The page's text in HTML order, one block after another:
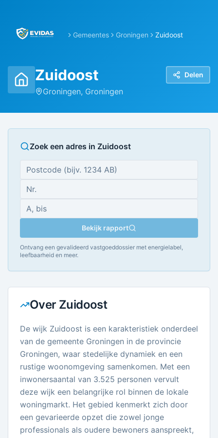
Gemeentes Groningen Zuidoost
Zuidoost
Groningen, Groningen
Delen
Zoek een adres in Zuidoost
Bekijk rapport
Ontvang een gevalideerd vastgoeddossier met energielabel,
leefbaarheid en meer.
Over Zuidoost
De wijk Zuidoost is een karakteristiek onderdeel
van de gemeente Groningen in de provincie
Groningen, waar stedelijke dynamiek en een
rustige woonomgeving samenkomen. Met een
inwonersaantal van 3.525 personen vervult
deze wijk een belangrijke rol binnen de lokale
woningmarkt. Het gebied kenmerkt zich door
een gevarieerde opzet die zowel jonge
professionals als oudere bewoners aanspreekt,